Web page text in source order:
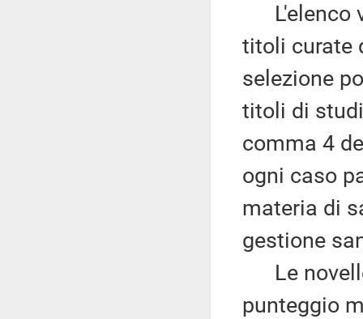
L'elenco
titoli curate
selezione
titoli di
comma 4
ogni caso
materia di
gestione
Le
punteggio